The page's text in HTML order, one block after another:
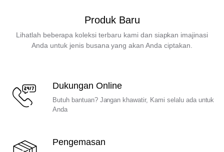
Produk Baru
Lihatlah beberapa koleksi terbaru kami dan siapkan imajinasi
Anda untuk jenis busana yang akan Anda ciptakan.
Dukungan Online
Butuh bantuan? Jangan khawatir, Kami selalu ada untuk
Anda
Pengemasan